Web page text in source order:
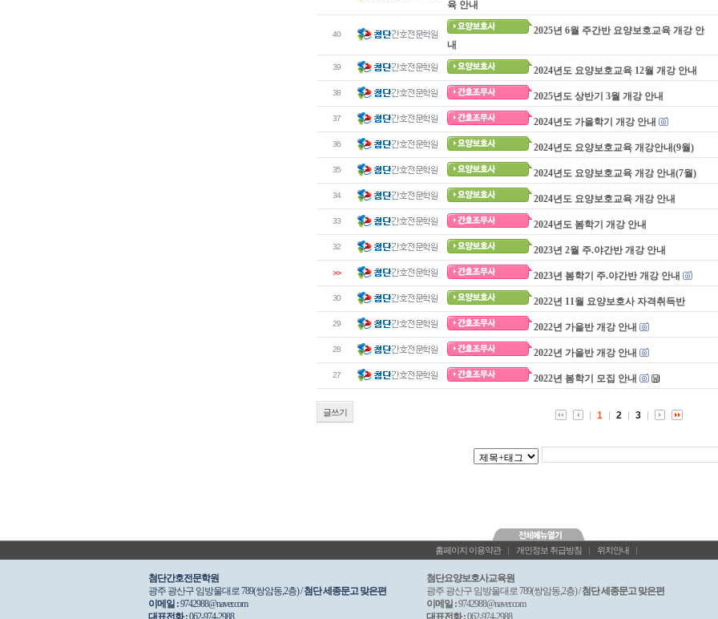
육 안내
40
2025년 6월 주간반 요양보호교육 개강 안
내
39 2024년도 요양보호교육 12월 개강 안내
38 2025년도 상반기 3월 개강 안내
37 2024년도 가을학기 개강 안내
36 2024년도 요양보호교육 개강안내(9월)
35 2024년도 요양보호교육 개강 안내(7월)
34 2024년도 요양보호교육 개강 안내
33 2024년도 봄학기 개강 안내
32 2023년 2월 주.야간반 개강 안내
>> 2023년 봄학기 주.야간반 개강 안내
30 2022년 11월 요양보호사 자격취득반
29 2022년 가을반 개강 안내
28 2022년 가을반 개강 안내
27 2022년 봄학기 모집 안내
글쓰기 1 2 3
홈페이지 이용약관 | 개인정보 취급방침 | 위치안내 |
첨단간호전문학원
광주 광산구 임방울대로 789(쌍암동,2층) /첨단 세종문고 맞은편
이메일 :9742988@naver.com
대표전화 :062-974-2988
첨단요양보호사교육원
광주 광산구 임방울대로 789(쌍암동,2층) /첨단 세종문고 맞은편
이메일 :9742988@naver.com
대표전화 :062-974-2988